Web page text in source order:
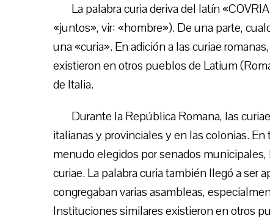
La palabra curia deriva del latín
«juntos», vir: «hombre»). De una parte,
una «curia». En adición a las curiae
existieron en otros pueblos de Latium
de Italia.
Durante la República Romana, las
italianas y provinciales y en las colonias.
menudo elegidos por senados
curiae. La palabra curia también llegó a ser
congregaban varias asambleas,
Instituciones similares existieron en otros